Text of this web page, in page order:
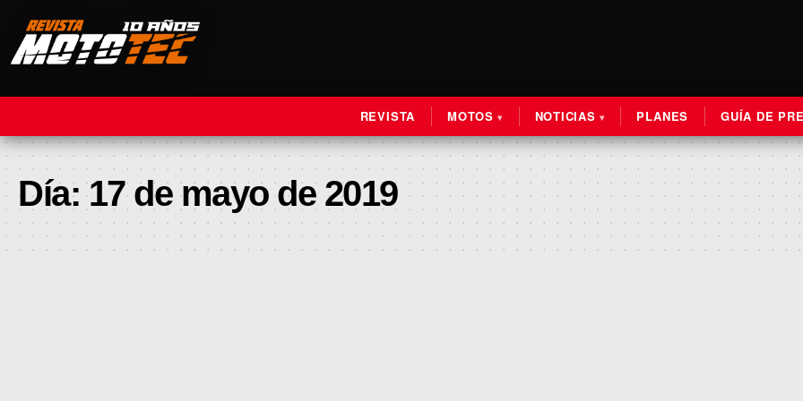
REVISTA MOTOS NOTICIAS PLANES GUÍA DE
Día:17 de mayo de 2019